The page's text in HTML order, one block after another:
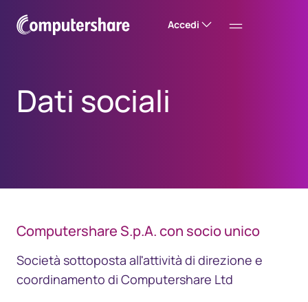
Accedi
Dati sociali
​​Computershare S.p.A. con socio unico
​Società sottoposta all'attività di direzione e
coordinamento di Computershare Ltd